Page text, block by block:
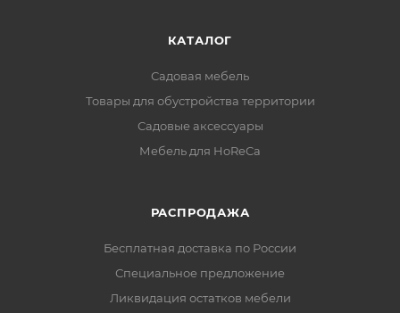
КАТАЛОГ
Садовая мебель
Товары для обустройства территории
Садовые аксессуары
Мебель для HoReCa
РАСПРОДАЖА
Бесплатная доставка по России
Специальное предложение
Ликвидация остатков мебели